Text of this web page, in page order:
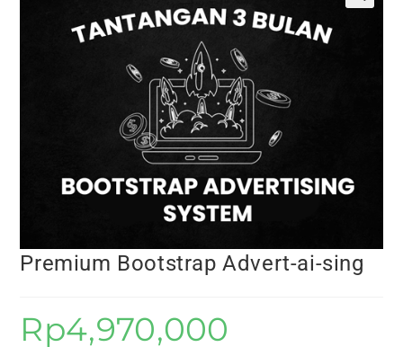
Premium Bootstrap Advert-ai-sing
Rp4,970,000